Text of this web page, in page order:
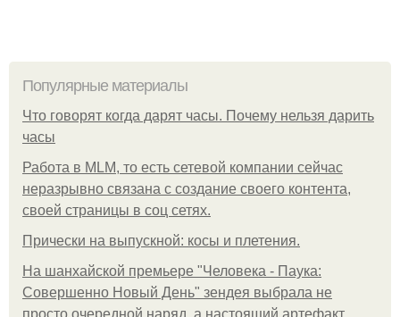
Популярные материалы
Что говорят когда дарят часы. Почему нельзя дарить
часы
Работа в MLM, то есть сетевой компании сейчас
неразрывно связана с создание своего контента,
своей страницы в соц сетях.
Прически на выпускной: косы и плетения.
На шанхайской премьере "Человека - Паука:
Совершенно Новый День" зендея выбрала не
просто очередной наряд, а настоящий артефакт